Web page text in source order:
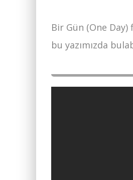
Bir Gün (One Day)
bu yazımızda